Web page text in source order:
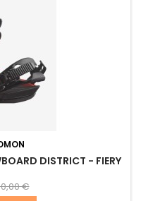
DISTRICT - FIERY
€